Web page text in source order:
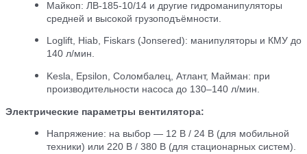
Майкоп: ЛВ‑185‑10/14 и другие гидроманипуляторы
средней и высокой грузоподъёмности.
Loglift, Hiab, Fiskars (Jonsered): манипуляторы и КМУ до
140 л/мин.
Kesla, Epsilon, Соломбалец, Атлант, Майман: при
производительности насоса до 130–140 л/мин.
Электрические параметры вентилятора:
Напряжение: на выбор — 12 В / 24 В (для мобильной
техники) или 220 В / 380 В (для стационарных систем).